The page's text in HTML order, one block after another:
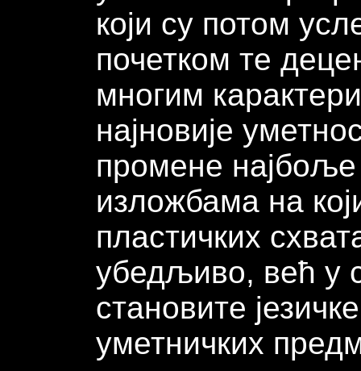
који су потом
почетком те
многим
најновије
промене
изложбама на
пластичких
убедљиво, већ у
становите
уметничких